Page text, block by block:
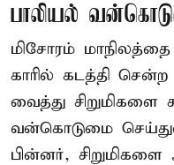
பாலியல்
மிசோரம் மாநிலத்தை
காரில் கடத்தி
வைத்து சிறுமிகளை
வன்கொடுமை
பின்னர்,